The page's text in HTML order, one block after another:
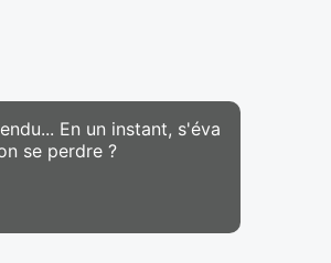
En un instant, s'éva
se perdre ?